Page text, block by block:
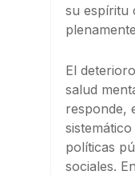
su espíritu
El
salud
responde,
políticas
sociales.